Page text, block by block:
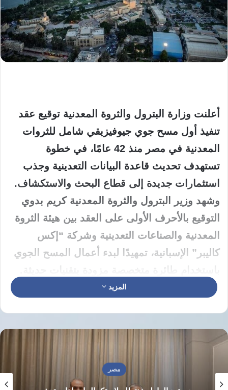
أعلنت وزارة البترول والثروة المعدنية توقيع عقد
تنفيذ أول مسح جوي جيوفيزيقي شامل للثروات
المعدنية في مصر منذ 42 عامًا، في خطوة
تستهدف تحديث قاعدة البيانات التعدينية وجذب
استثمارات جديدة إلى قطاع البحث والاستكشاف.
وشهد وزير البترول والثروة المعدنية كريم بدوي
التوقيع بالأحرف الأولى على العقد بين هيئة الثروة
المعدنية والصناعات التعدينية وشركة “إكس
كاليبر” الإسبانية، تمهيدًا لبدء أعمال المسح الجوي
أول مسح شامل منذ أكثر من أربعة عقود
عامًا، موضحًا أن أعمال المسح ستوفر قاعدة
في مختلف المناطق المستهدفة.
المزيد
مصر